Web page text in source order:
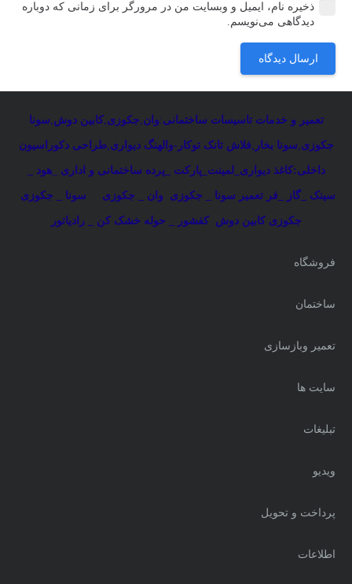
ذخیره نام، ایمیل و وبسایت من در مرورگر برای زمانی که دوباره
دیدگاهی می‌نویسم.
ارسال دیدگاه
تعمیر و خدمات تاسیسات ساختمانی:وان,جکوزی,کابین دوش,سونا
جکوزی,سونا بخار ,فلاش تانک توکار-والهنگ دیواری,طراحی دکوراسیون
داخلی:کاغذ دیواری_لمینت_پارکت _پرده ساختمانی و اداری _هود _
سینک _گاز _فر تعمیر سونا _ جکوزی وان _ جکوزی سونا _ جکوزی
جکوزی کابین دوش کفشور _ حوله خشک کن _ رادیاتور
فروشگاه
ساختمان
تعمیر وبازسازی
سایت ها
تبلیغات
ویدیو
پرداخت و تحویل
اطلاعات